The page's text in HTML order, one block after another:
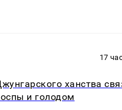
17
ханства
и голодом